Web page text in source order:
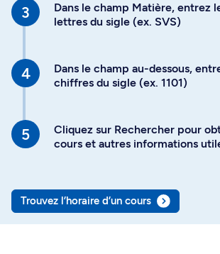
Dans le champ Matière, entrez
lettres du sigle (ex. SVS)
Dans le champ au-dessous,
chiffres du sigle (ex. 1101)
Cliquez sur Rechercher pour
cours et autres informations
Trouvez l’horaire d’un cours